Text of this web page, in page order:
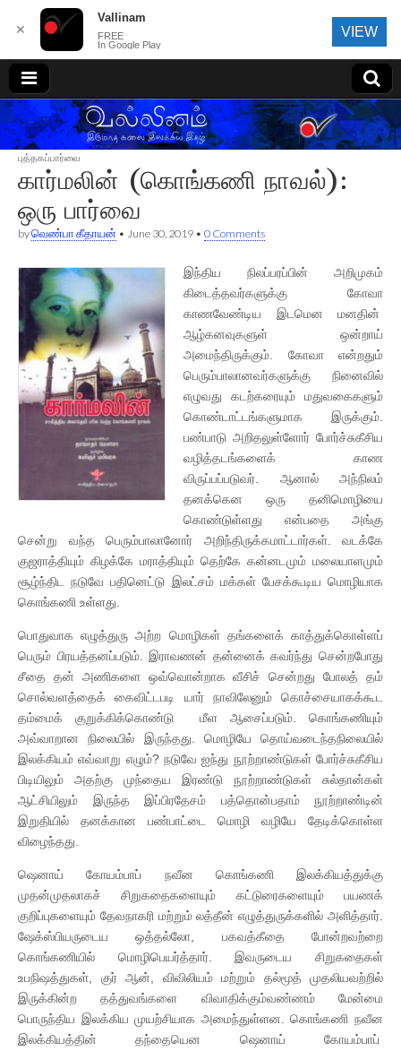
வல்லினம்
புத்தகப்பார்வை
கார்மலின் (கொங்கணி நாவல்):
ஒரு பார்வை
byவெண்பா கீதாயன் • June 30, 2019 • 0 Comments
இந்திய நிலப்பரப்பின் அறிமுகம்
கிடைத்தவர்களுக்கு கோவா
காணவேண்டிய இடமென மனதின்
ஆழ்கனவுகளுள் ஒன்றாய்
அமைந்திருக்கும். கோவா என்றதும்
பெரும்பாலானவர்களுக்கு நினைவில்
எழுவது கடற்கரையும் மதுவகைகளும்
கொண்டாட்டங்களுமாக இருக்கும்.
பண்பாடு அறிதலுள்ளோர் போர்ச்சுகீசிய
வழித்தடங்களைக் காண
விருப்பப்படுவர். ஆனால் அந்நிலம்
தனக்கென ஒரு தனிமொழியை
கொண்டுள்ளது என்பதை அங்கு
சென்று வந்த பெரும்பாலானோர் அறிந்திருக்கமாட்டார்கள். வடக்கே
குஜராத்தியும் கிழக்கே மராத்தியும் தெற்கே கன்னடமும் மலையாளமும்
சூழ்ந்திட நடுவே பதினெட்டு இலட்சம் மக்கள் பேசக்கூடிய மொழியாக
கொங்கணி உள்ளது.
பொதுவாக எழுத்துரு அற்ற மொழிகள் தங்களைக் காத்துக்கொள்ளப்
பெரும் பிரயத்தனப்படும். இராவணன் தன்னைக் கவர்ந்து சென்றபோது
சீதை தன் அணிகளை ஒவ்வொன்றாக வீசிச் சென்றது போலத் தம்
சொல்வளத்தைக் கைவிட்டபடி யார் நாவிலேனும் கொச்சையாகக்கூட
தம்மைக் குறுக்கிக்கொண்டு மீள ஆசைப்படும். கொங்கணியும்
அவ்வாறான நிலையில் இருந்தது. மொழியே தொய்வடைந்தநிலையில்
இலக்கியம் எவ்வாறு எழும்? நடுவே ஐந்து நூற்றாண்டுகள் போர்ச்சுகீசிய
பிடியிலும் அதற்கு முந்தைய இரண்டு நூற்றாண்டுகள் சுல்தான்கள்
ஆட்சியிலும் இருந்த இப்பிரதேசம் பத்தொன்பதாம் நூற்றாண்டின்
இறுதியில் தனக்கான பண்பாட்டை மொழி வழியே தேடிக்கொள்ள
விழைந்தது.
ஷெனாய் கோயம்பாப் நவீன கொங்கணி இலக்கியத்துக்கு
முதன்முதலாகச் சிறுகதைகளையும் கட்டுரைகளையும் பயணக்
குறிப்புகளையும் தேவநாகரி மற்றும் லத்தீன் எழுத்துருக்களில் அளித்தார்.
ஷேக்ஸ்பியருடைய ஒத்தல்லோ, பகவத்கீதை போன்றவற்றை
கொங்கணியில் மொழிபெயர்த்தார். இவருடைய சிறுகதைகள்
உபநிஷத்துகள், குர் ஆன், விவிலியம் மற்றும் தல்மூத் முதலியவற்றில்
இருக்கின்ற தத்துவங்களை விவாதிக்கும்வண்ணம் மேன்மை
பொருந்திய இலக்கிய முயற்சியாக அமைந்துள்ளன. கொங்கணி நவீன
இலக்கியத்தின் தந்தையென ஷெனாய் கோயம்பாப்
✕
Vallinam
FREE
In Google Play
VIEW